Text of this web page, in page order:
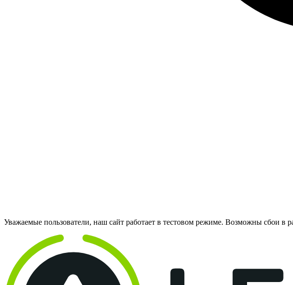
Уважаемые пользователи, наш сайт работает в тестовом режиме. Возможны сбои